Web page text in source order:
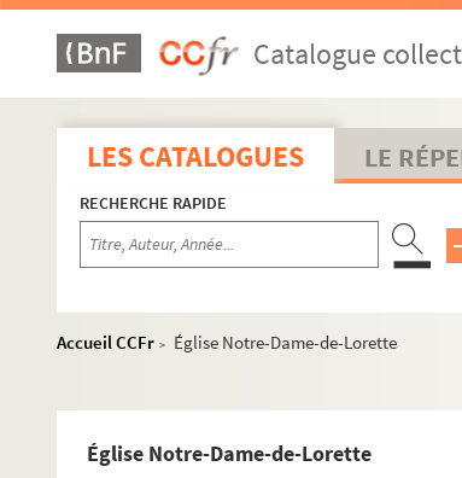
Catalogue
LES CATALOGUES LE
RECHERCHE RAPIDE
Accueil CCFr >
Église Notre-Dame-de-Lorette
Église Notre-Dame-de-Lorette
Paris
Vues aériennes et panoramas